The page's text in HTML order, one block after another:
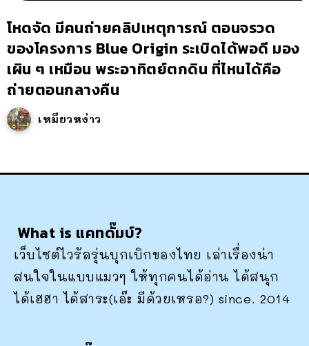
โหดจัด มีคนถ่ายคลิปเหตุการณ์ ตอนจรวด
ของโครงการ Blue Origin ระเบิดได้พอดี มอง
เผิน ๆ เหมือน พระอาทิตย์ตกดิน ที่ไหนได้คือ
ถ่ายตอนกลางคืน
เหมียวหง่าว
What is แคทดั๊มบ์?
เว็บไซต์ไวรัลรุ่นบุกเบิกของไทย เล่าเรื่องน่า
สนใจในแบบแมวๆ ให้ทุกคนได้อ่าน ได้สนุก
ได้เฮฮา ได้สาระ(เอ๊ะ มีด้วยเหรอ?) since. 2014